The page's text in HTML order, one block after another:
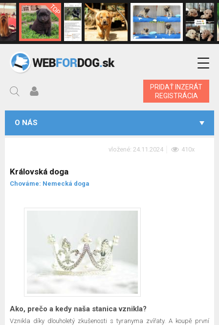
PRIDAŤ INZERÁT
REGISTRÁCIA
O NÁS
vložené: 24.11.2024 410x
Královská doga
Chováme: Nemecká doga
Ako, prečo a kedy naša stanica vznikla?
Vznikla díky dlouholetý zkušenosti s tyranyma zvířaty. A koupě první